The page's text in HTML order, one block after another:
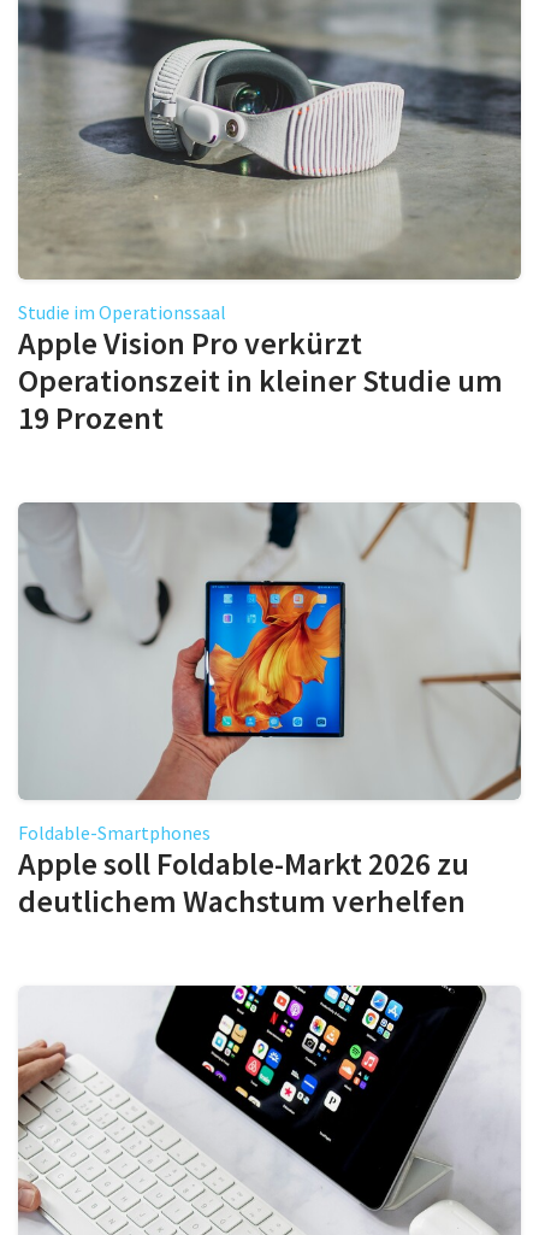
Studie im Operationssaal
Apple Vision Pro verkürzt
Operationszeit in kleiner Studie um
19 Prozent
Foldable-Smartphones
Apple soll Foldable-Markt 2026 zu
deutlichem Wachstum verhelfen